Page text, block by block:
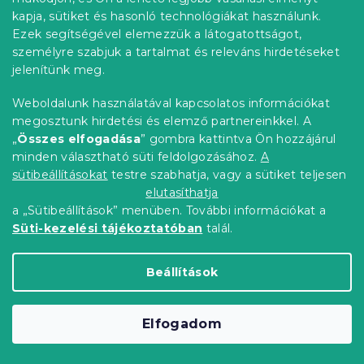
kapja, sütiket és hasonló technológiákat használunk.
Ezek segítségével elemezzük a látogatottságot,
személyre szabjuk a tartalmat és releváns hirdetéseket
jelenítünk meg.
Weboldalunk használatával kapcsolatos információkat
megosztunk hirdetési és elemző partnereinkkel. A
„Összes elfogadása” gombra kattintva Ön hozzájárul
minden választható süti feldolgozásához. A
sütibeállításokat testre szabhatja, vagy a sütiket teljesen
elutasíthatja
a „Sütibeállítások” menüben. További információkat a
Süti-kezelési tájékoztatóban talál.
Beállítások
Elfogadom
5 216 Ft Bővebben
Kedvezménykupon
CLASSIC Egész éves steppelt paplan 140
x 200 cm párnával 70 x 90 cm